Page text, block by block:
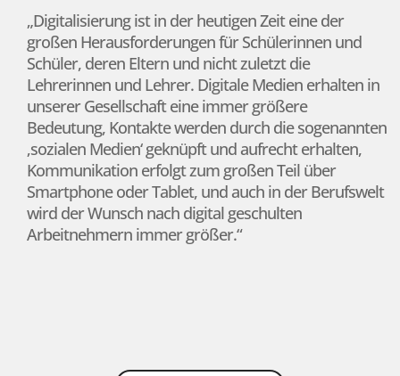
„Digitalisierung ist in der heutigen Zeit eine der
großen Herausforderungen für Schülerinnen und
Schüler, deren Eltern und nicht zuletzt die
Lehrerinnen und Lehrer. Digitale Medien erhalten in
unserer Gesellschaft eine immer größere
Bedeutung, Kontakte werden durch die sogenannten
‚sozialen Medien‘ geknüpft und aufrecht erhalten,
Kommunikation erfolgt zum großen Teil über
Smartphone oder Tablet, und auch in der Berufswelt
wird der Wunsch nach digital geschulten
Arbeitnehmern immer größer.“